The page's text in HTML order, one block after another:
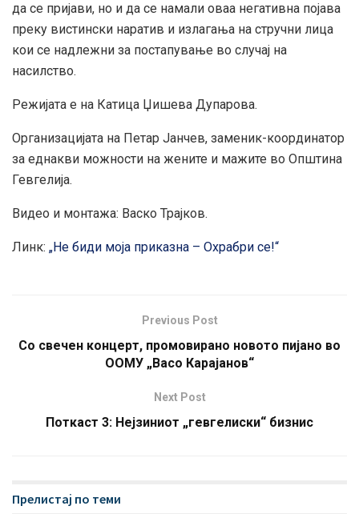
да се пријави, но и да се намали оваа негативна појава
преку вистински наратив и излагања на стручни лица
кои се надлежни за постапување во случај на
насилство.
Режијата е на Катица Џишева Дупарова.
Организацијата на Петар Јанчев, заменик-координатор
за еднакви можности на жените и мажите во Општина
Гевгелија.
Видео и монтажа: Васко Трајков.
Линк: „Не биди моја приказна – Охрабри се!“
Previous Post
Со свечен концерт, промовирано новото пијано во
ООМУ „Васо Карајанов“
Next Post
Поткаст 3: Нејзиниот „гевгелиски“ бизнис
Прелистај по теми